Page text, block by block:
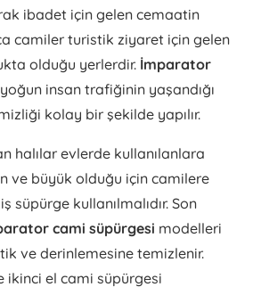
ibadet için gelen cemaatin
camiler turistik ziyaret için gelen
olduğu yerlerdir. İmparator
insan trafiğinin yaşandığı
kolay bir şekilde yapılır.
halılar evlerde kullanılanlara
ve büyük olduğu için camilere
süpürge kullanılmalıdır. Son
cami süpürgesi modelleri
ve derinlemesine temizlenir.
ikinci el cami süpürgesi